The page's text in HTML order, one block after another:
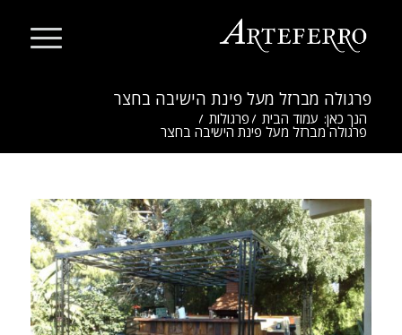
פרגולה מברזל מעל פינת הישיבה בחצר
הנך כאן: עמוד הבית / פרגולות /
פרגולה מברזל מעל פינת הישיבה בחצר